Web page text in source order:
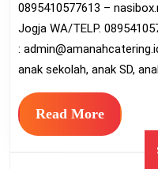
0895410577613 –
Jogja WA/TELP.
:
anak sekolah, anak SD,
Read MoreRead
More